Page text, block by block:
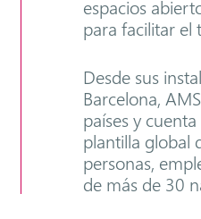
espacios
para facilitar el
Desde sus
Barcelona,
países y
plantilla global
personas,
de más de 30